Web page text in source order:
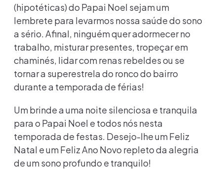
(hipotéticas) do Papai Noel sejam um
lembrete para levarmos nossa saúde do sono
a sério. Afinal, ninguém quer adormecer no
trabalho, misturar presentes, tropeçar em
chaminés, lidar com renas rebeldes ou se
tornar a superestrela do ronco do bairro
durante a temporada de férias!
Um brinde a uma noite silenciosa e tranquila
para o Papai Noel e todos nós nesta
temporada de festas. Desejo-lhe um Feliz
Natal e um Feliz Ano Novo repleto da alegria
de um sono profundo e tranquilo!